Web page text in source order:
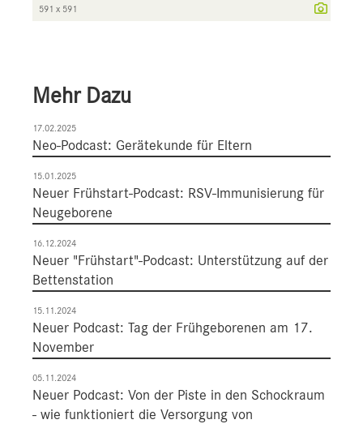
591 x 591
Mehr Dazu
17.02.2025
Neo-Podcast: Gerätekunde für Eltern
15.01.2025
Neuer Frühstart-Podcast: RSV-Immunisierung für
Neugeborene
16.12.2024
Neuer "Frühstart"-Podcast: Unterstützung auf der
Bettenstation
15.11.2024
Neuer Podcast: Tag der Frühgeborenen am 17.
November
05.11.2024
Neuer Podcast: Von der Piste in den Schockraum
- wie funktioniert die Versorgung von